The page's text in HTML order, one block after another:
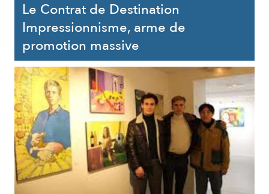
Le Contrat de Destination
Impressionnisme, arme de
promotion massive